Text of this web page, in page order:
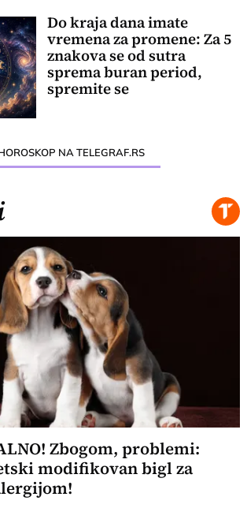
Do kraja dana imate
vremena za promene: Za 5
znakova se od sutra
sprema buran period,
spremite se
NA TELEGRAF.RS
Zbogom, problemi:
modifikovan bigl za